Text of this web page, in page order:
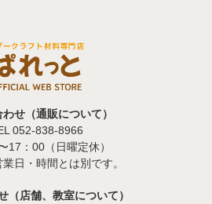
せ（通販について）
052-838-8966
17：00（日曜定休）
日・時間とは別です。
（店舗、教室について）